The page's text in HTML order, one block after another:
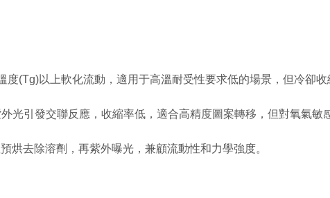
以上軟化流動，適用于高溫耐受性要求低的場景，但冷卻收
引發交聯反應，收縮率低，適合高精度圖案轉移，但對氧氣敏
去除溶劑，再紫外曝光，兼顧流動性和力學強度。